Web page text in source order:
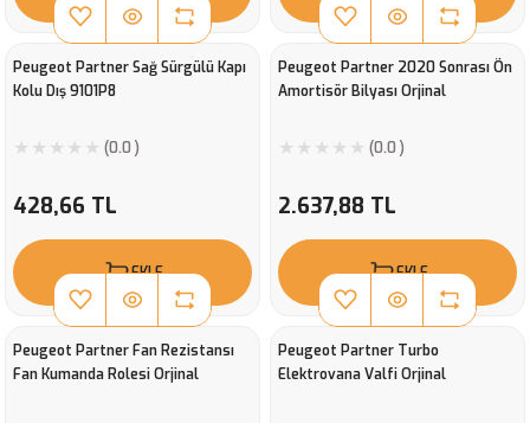
Peugeot Partner Sağ Sürgülü Kapı
Kolu Dış 9101P8
(0.0 )
428,66 TL
EKLE
Peugeot Partner 2020 Sonrası Ön
Amortisör Bilyası Orjinal
(0.0 )
2.637,88 TL
EKLE
Peugeot Partner Fan Rezistansı
Fan Kumanda Rolesi Orjinal
Peugeot Partner Turbo
Elektrovana Valfi Orjinal